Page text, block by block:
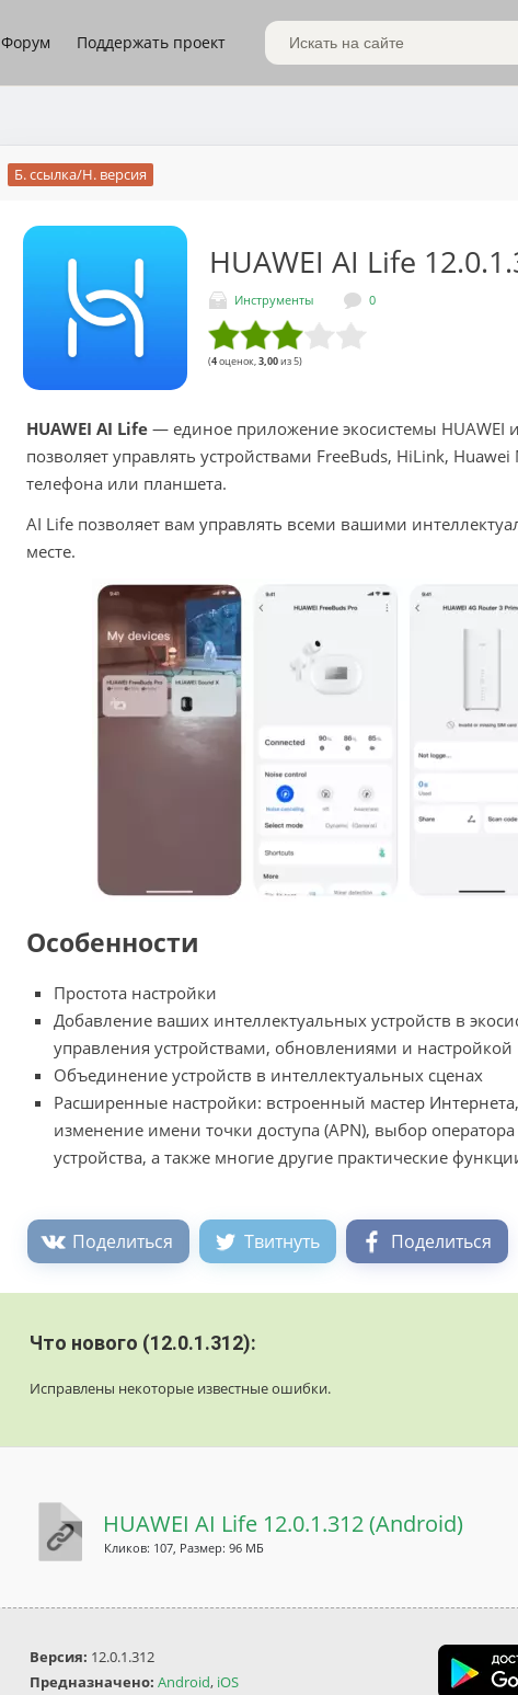
Форум Поддержать проект Поиск по сайту
Б. ссылка/Н. версия
HUAWEI AI Life
Инструменты 0
(4оценок, 3,00из 5)
HUAWEI AI Life — единое приложение экосистемы HUAWEI
позволяет управлять устройствами FreeBuds, HiLink, Huawei
телефона или планшета.
AI Life позволяет вам управлять всеми вашими
месте.
Особенности
Простота настройки
Добавление ваших интеллектуальных устройств в
управления устройствами, обновлениями и настройкой
Объединение устройств в интеллектуальных сценах
Расширенные настройки: встроенный мастер
изменение имени точки доступа (APN), выбор
устройства, а также многие другие практические
Поделиться Твитнуть Поделиться
Что нового (12.0.1.312):
Исправлены некоторые известные ошибки.
HUAWEI AI Life 12.0.1.312 (Android)
Кликов: 107, Размер: 96 МБ
Версия: 12.0.1.312
Предназначено: Android, iOS